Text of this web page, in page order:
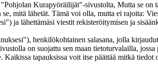
Kurapyöräilijät"-sivustolta, Mutta se
mitä lähetät. Tämä voi olla, mutta ei rajoita:
ja lähettämäsi viestit rekisteröitymisen ja
henkilökohtainen salasana, jolla
on suojattu sen maan tietoturvalailla,
Kaikissa tapauksissa voit itse päättää mitkä